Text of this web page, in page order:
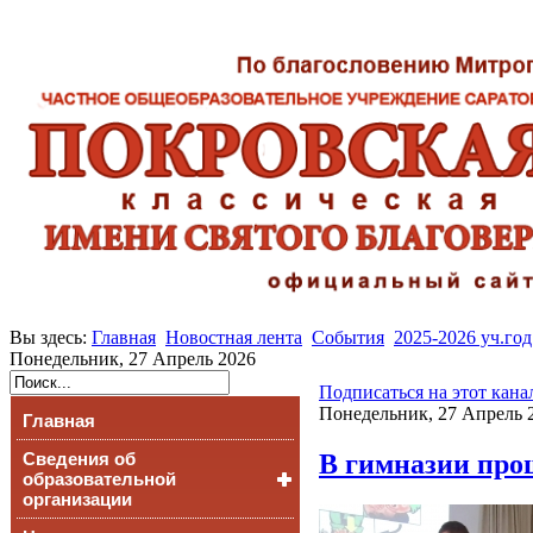
Вы здесь: Главная Новостная лента События 2025-2026 уч.год
Понедельник, 27 Апрель 2026
Главная
Сведения об
образовательной
организации
Подписаться на этот
Понедельник, 27 Апрель
В гимназии